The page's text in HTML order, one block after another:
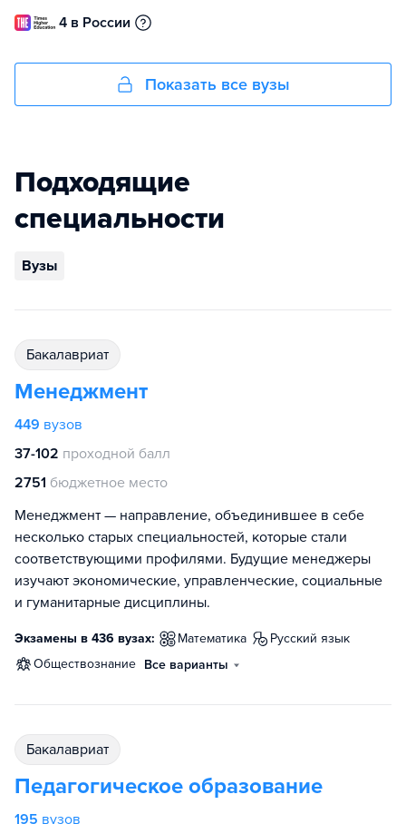
4 в России
Показать все вузы
Подходящие
специальности
Вузы
бакалавриат
Менеджмент
449 вузов
37-102 проходной балл
2751 бюджетное место
Менеджмент — направление, объединившее в себе
несколько старых специальностей, которые стали
соответствующими профилями. Будущие менеджеры
изучают экономические, управленческие, социальные
и гуманитарные дисциплины.
Экзамены в 436 вузах: математика
русский язык
обществознание Все варианты
бакалавриат
Педагогическое образование
195 вузов